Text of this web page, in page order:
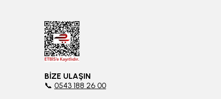
BİZE ULAŞIN
📞 0543 188 26 00